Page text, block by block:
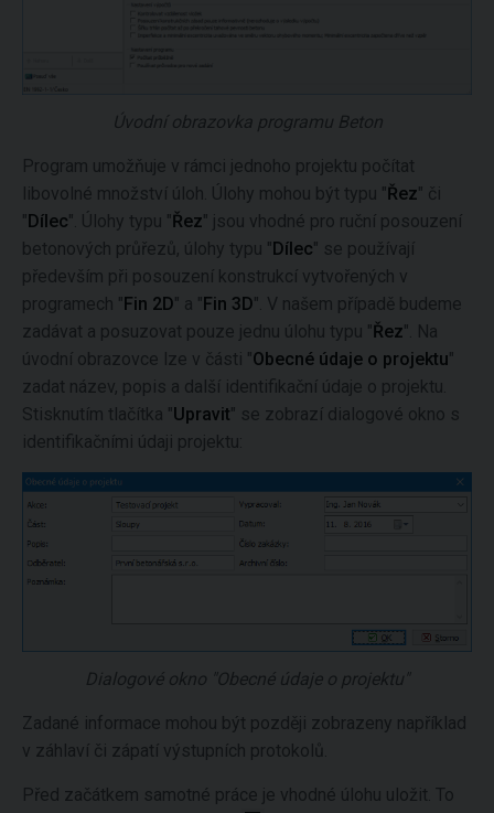
Úvodní obrazovka programu Beton
Program umožňuje v rámci jednoho projektu počítat
libovolné množství úloh. Úlohy mohou být typu "Řez" či
"Dílec". Úlohy typu "Řez" jsou vhodné pro ruční posouzení
betonových průřezů, úlohy typu "Dílec" se používají
především při posouzení konstrukcí vytvořených v
programech "Fin 2D" a "Fin 3D". V našem případě budeme
zadávat a posuzovat pouze jednu úlohu typu "Řez". Na
úvodní obrazovce lze v části "Obecné údaje o projektu"
zadat název, popis a další identifikační údaje o projektu.
Stisknutím tlačítka "Upravit" se zobrazí dialogové okno s
identifikačními údaji projektu:
Dialogové okno "Obecné údaje o projektu"
Zadané informace mohou být později zobrazeny například
v záhlaví či zápatí výstupních protokolů.
Před začátkem samotné práce je vhodné úlohu uložit. To